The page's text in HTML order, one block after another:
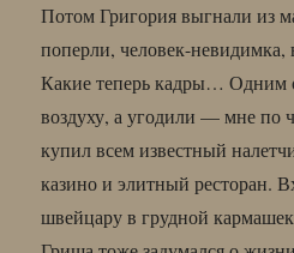
Потом Григория выгнали из
поперли, человек-невидимка,
Какие теперь кадры… Одним
воздуху, а угодили — мне по
купил всем известный
казино и элитный ресторан.
швейцару в грудной